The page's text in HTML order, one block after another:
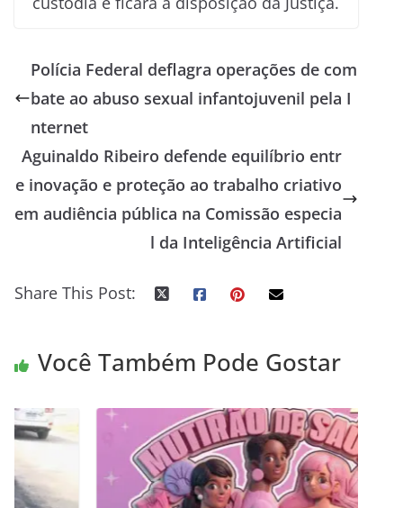
Polícia Federal deflagra operações de com
bate ao abuso sexual infantojuvenil pela I
nternet
Aguinaldo Ribeiro defende equilíbrio entr
e inovação e proteção ao trabalho criativo
em audiência pública na Comissão especia
l da Inteligência Artificial
Share This Post:
Você Também Pode Gostar